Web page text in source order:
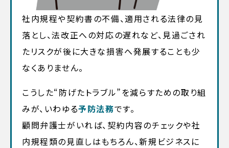
社内規程や契約書の不備、適用される法律の見
落とし、法改正への対応の遅れなど、見過ごされ
たリスクが後に大きな損害へ発展することも少
なくありません。
こうした“防げたトラブル”を減らすための取り組
みが、いわゆる予防法務です。
顧問弁護士がいれば、契約内容のチェックや社
内規程類の見直しはもちろん、新規ビジネスに